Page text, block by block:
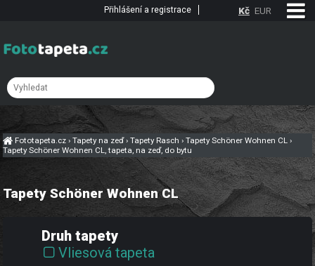
Fototapeta.cz›Tapety na zeď›Tapety Rasch ›Tapety Schöner Wohnen CL ›
Tapety Schöner Wohnen CL, tapeta, na zeď, do bytu
Tapety Schöner Wohnen CL
Druh tapety
Vliesová tapeta
Kč EUR
Přihlášení a registrace